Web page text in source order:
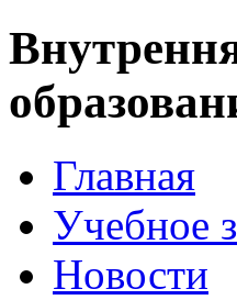
Главная
Учебное
Новости